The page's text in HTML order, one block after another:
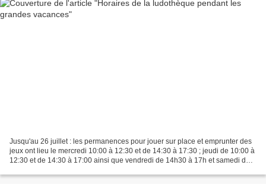
Jusqu'au 26 juillet : les permanences pour jouer sur place et emprunter des
jeux ont lieu le mercredi 10:00 à 12:30 et de 14:30 à 17:30 ; jeudi de 10:00 à
12:30 et de 14:30 à 17:00 ainsi que vendredi de 14h30 à 17h et samedi de